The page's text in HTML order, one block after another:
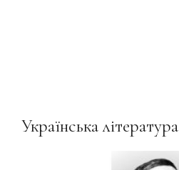
Українська література